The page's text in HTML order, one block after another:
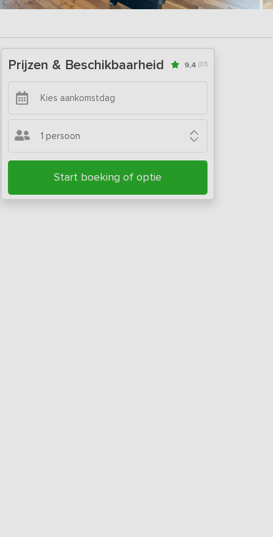
Prijzen & Beschikbaarheid 9,4 (37)
1 persoon
Start boeking of optie